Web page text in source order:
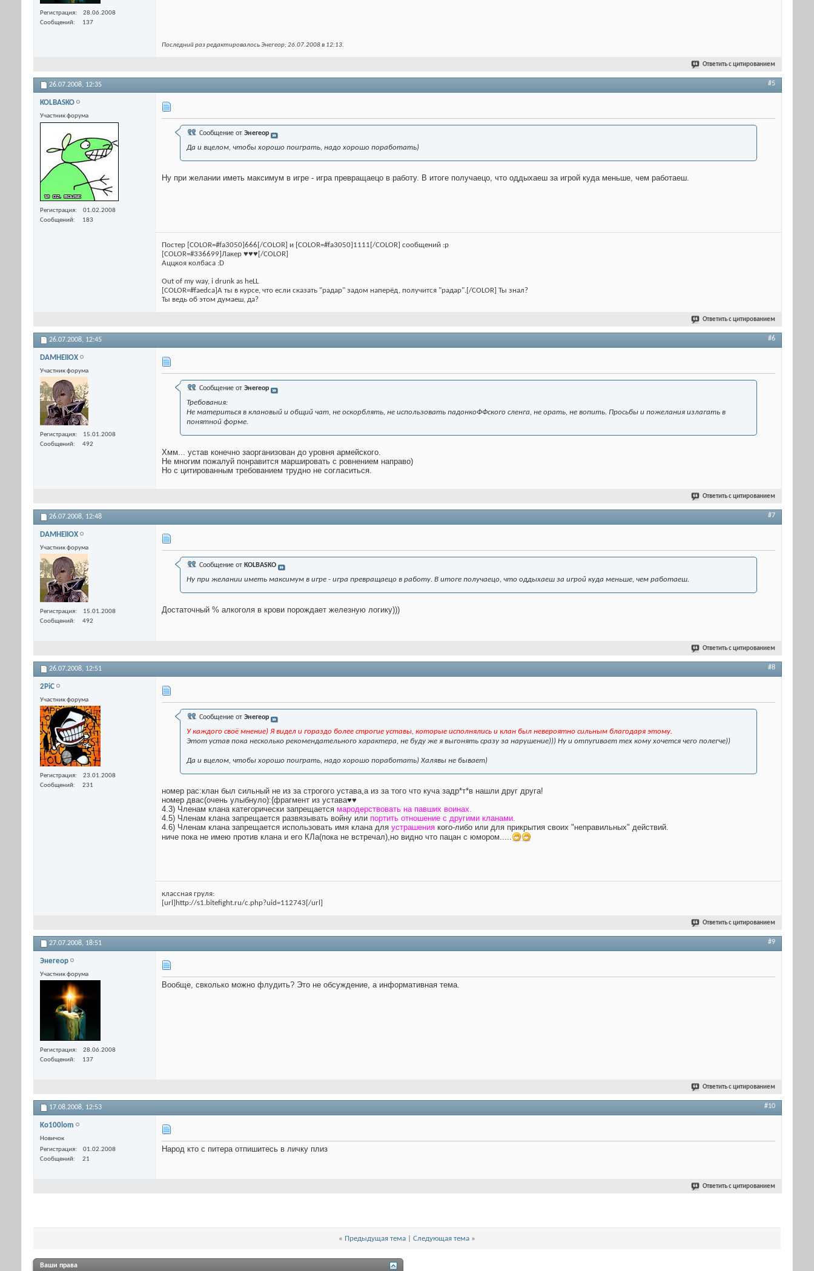
Регистрация
28.06.2008
Сообщений
137
Последний раз редактировалось Энегеор; 26.07.2008 в 12:13.
Ответить с цитированием
26.07.2008, 12:35 #5
KOLBASKO
Участник форума
Регистрация
01.02.2008
Сообщений
183
Сообщение от Энегеор
Да и вцелом, чтобы хорошо поиграть, надо хорошо поработать)
Ну при желании иметь максимум в игре - игра превращаецо в работу. В итоге получаецо, что оддыхаеш за игрой куда меньше, чем работаеш.
Постер [COLOR=#fa3050]666[/COLOR] и [COLOR=#fa3050]1111[/COLOR] сообщений :p
[COLOR=#336699]Лакер ♥♥♥[/COLOR]
Аццкоя колбаса :D
Out of my way, i drunk as heLL
[COLOR=#faedca]А ты в курсе, что если сказать "радар" задом наперёд, получится "радар".[/COLOR] Ты знал?
Ты ведь об этом думаеш, да?
Ответить с цитированием
26.07.2008, 12:45 #6
DAMHEIIOX
Участник форума
Регистрация
15.01.2008
Сообщений
492
Сообщение от Энегеор
Требования:
Не материться в клановый и общий чат, не оскорблять, не использовать падонкоФФского сленга, не орать, не вопить. Просьбы и пожелания излагать в
понятной форме.
Хмм... устав конечно заорганизован до уровня армейского.
Не многим пожалуй понравится маршировать с ровнением направо)
Но с цитированным требованием трудно не согласиться.
Ответить с цитированием
26.07.2008, 12:48 #7
DAMHEIIOX
Участник форума
Регистрация
15.01.2008
Сообщений
492
Сообщение от KOLBASKO
Ну при желании иметь максимум в игре - игра превращаецо в работу. В итоге получаецо, что оддыхаеш за игрой куда меньше, чем работаеш.
Достаточный % алкоголя в крови порождает железную логику)))
Ответить с цитированием
26.07.2008, 12:51 #8
2PiC
Участник форума
Регистрация
23.01.2008
Сообщений
231
Сообщение от Энегеор
У каждого своё мнение) Я видел и гораздо более строгие уставы, которые исполнялись и клан был невероятно сильным благодаря этому.
Этот устав пока несколько рекомендательного характера, не буду же я выгонять сразу за нарушение))) Ну и отпугивает тех кому хочется чего полегче))
Да и вцелом, чтобы хорошо поиграть, надо хорошо поработать) Халявы не бывает)
номер рас:клан был сильный не из за строгого устава,а из за того что куча задр*т*в нашли друг друга!
номер двас(очень улыбнуло):{фрагмент из устава♥♥
4.3) Членам клана категорически запрещается мародерствовать на павших воинах.
4.5) Членам клана запрещается развязывать войну или портить отношение с другими кланами.
4.6) Членам клана запрещается использовать имя клана для устрашения кого-либо или для прикрытия своих "неправильных" действий.
ниче пока не имею против клана и его КЛа(пока не встречал),но видно что пацан с юмором.....
классная груля:
[url]http://s1.bitefight.ru/c.php?uid=112743[/url]
Ответить с цитированием
27.07.2008, 18:51 #9
Энегеор
Участник форума
Регистрация
28.06.2008
Сообщений
137
Вообще, свколько можно флудить? Это не обсуждение, а информативная тема.
Ответить с цитированием
17.08.2008, 12:53 #10
Ko100lom
Новичок
Регистрация
01.02.2008
Сообщений
21
Народ кто с питера отпишитесь в личку плиз
Ответить с цитированием
« Предыдущая тема Следующая тема »
Ваши права